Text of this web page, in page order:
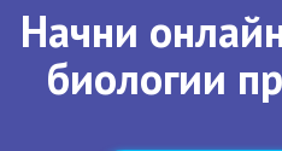
Начни
биологии